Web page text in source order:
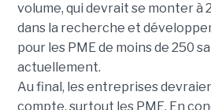
volume, qui devrait se monter à
dans la recherche et
pour les PME de moins de 250
actuellement.
Au final, les entreprises
compte, surtout les PME. En